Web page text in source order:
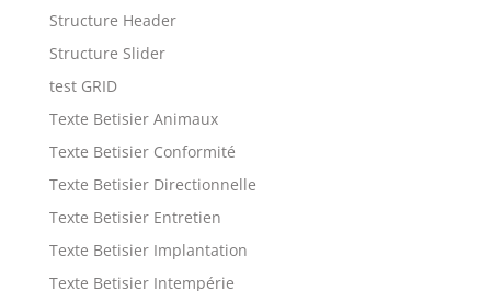
Structure Header
Structure Slider
test GRID
Texte Betisier Animaux
Texte Betisier Conformité
Texte Betisier Directionnelle
Texte Betisier Entretien
Texte Betisier Implantation
Texte Betisier Intempérie